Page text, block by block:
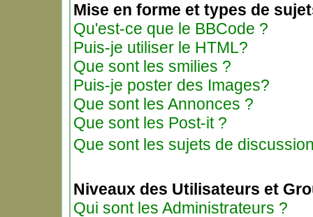
Mise en forme et types de
Qu'est-ce que le BBCode ?
Puis-je utiliser le HTML?
Que sont les smilies ?
Puis-je poster des Images?
Que sont les Annonces ?
Que sont les Post-it ?
Que sont les sujets de
Niveaux des Utilisateurs et
Qui sont les Administrateurs ?